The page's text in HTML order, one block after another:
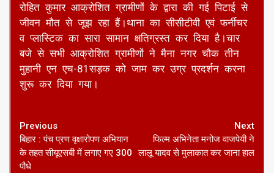
रोहित कुमार आक्रोशित ग्रामीणों के द्वारा की गई पिटाई से
जीवन मौत से जूझ रहा हैं।थाना का सीसीटीवी एवं फर्नीचर
व प्लास्टिक का सारा सामान क्षतिग्रस्त कर दिया है।चार
बजे से सभी आक्रोशित ग्रामीणों ने मैना नगर चौक तीन
मुहानी एन एच-81सड़क को जाम कर उग्र प्रदर्शन करना
शुरू कर दिया गया।
Continue
Reading
Previous
बिहार : पंच प्रण वृक्षारोपण अभियान
के तहत सीयूएसबी में लगाए गए 300
पौधे
Next
फिल्म अभिनेता मनोज वाजपेयी ने
लालू यादव से मुलाकात कर जाना हाल